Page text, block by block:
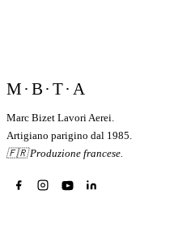
M·B·T·A
Marc Bizet Lavori Aerei.
Artigiano parigino dal 1985.
🇫🇷 Produzione francese.